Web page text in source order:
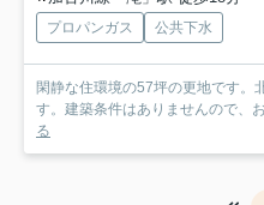
プロパンガス 公共下水
閑静な住環境の57坪の更地です。
す。建築条件はありませんので、
る